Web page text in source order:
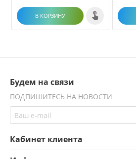
В КОРЗИНУ
Будем на связи
ПОДПИШИТЕСЬ НА НОВОСТИ
Кабинет клиента